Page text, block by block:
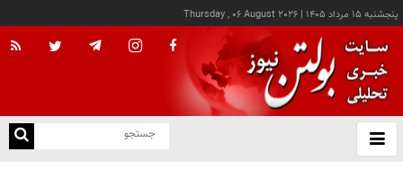
پنجشنبه ۱۵ مرداد ۱۴۰۵ |
Thursday , 06 August 2026
باز
و